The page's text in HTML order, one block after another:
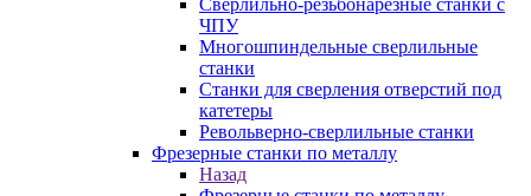
Сверлильно-резьбонарезные станки с
ЧПУ
Многошпиндельные сверлильные
станки
Станки для сверления отверстий под
катетеры
Револьверно-сверлильные станки
Фрезерные станки по металлу
Назад